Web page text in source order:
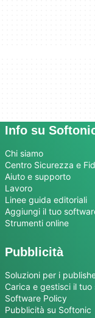
Info su
Chi siamo
Centro Sicurezza e
Aiuto e supporto
Lavoro
Linee guida editoriali
Aggiungi il tuo
Strumenti online
Pubblicità
Soluzioni per i
Carica e gestisci il
Software Policy
Pubblicità su Softonic